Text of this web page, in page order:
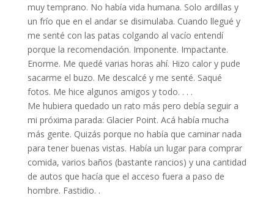
muy temprano. No había vida humana. Solo ardillas y
un frío que en el andar se disimulaba. Cuando llegué y
me senté con las patas colgando al vacío entendí
porque la recomendación. Imponente. Impactante.
Enorme. Me quedé varias horas ahí. Hizo calor y pude
sacarme el buzo. Me descalcé y me senté. Saqué
fotos. Me hice algunos amigos y todo. . . .
Me hubiera quedado un rato más pero debía seguir a
mi próxima parada: Glacier Point. Acá había mucha
más gente. Quizás porque no había que caminar nada
para tener buenas vistas. Había un lugar para comprar
comida, varios baños (bastante rancios) y una cantidad
de autos que hacía que el acceso fuera a paso de
hombre. Fastidio. .